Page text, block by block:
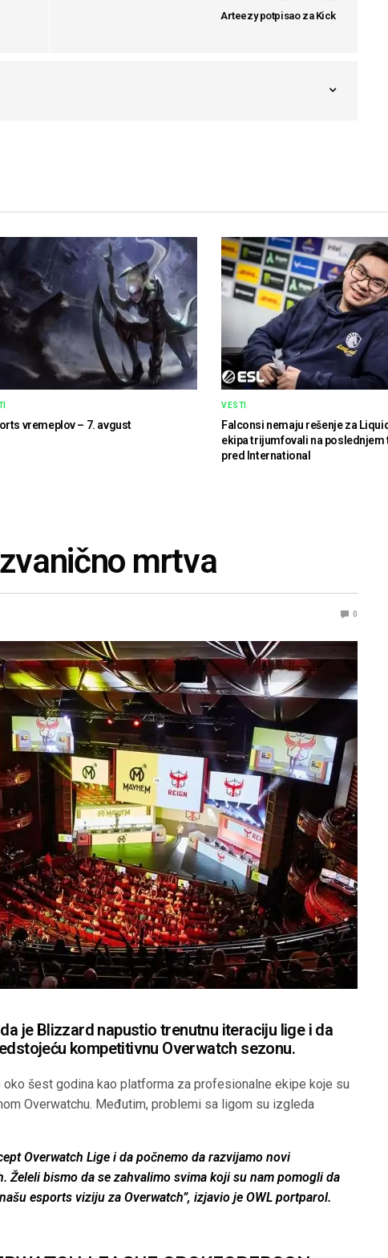
Arteezy potpisao za Kick
vremeplov – 7. avgust
VESTI
Falconsi nemaju rešenje za
ekipa trijumfovali na poslednjem
pred International
mrtva
0
da je Blizzard napustio trenutnu iteraciju lige i da
kompetitivnu Overwatch sezonu.
oko šest godina kao platforma za profesionalne ekipe koje su
Overwatchu. Međutim, problemi sa ligom su izgleda
Overwatch Lige i da počnemo da razvijamo novi
Želeli bismo da se zahvalimo svima koji su nam pomogli da
esports viziju za Overwatch”, izjavio je OWL portparol.